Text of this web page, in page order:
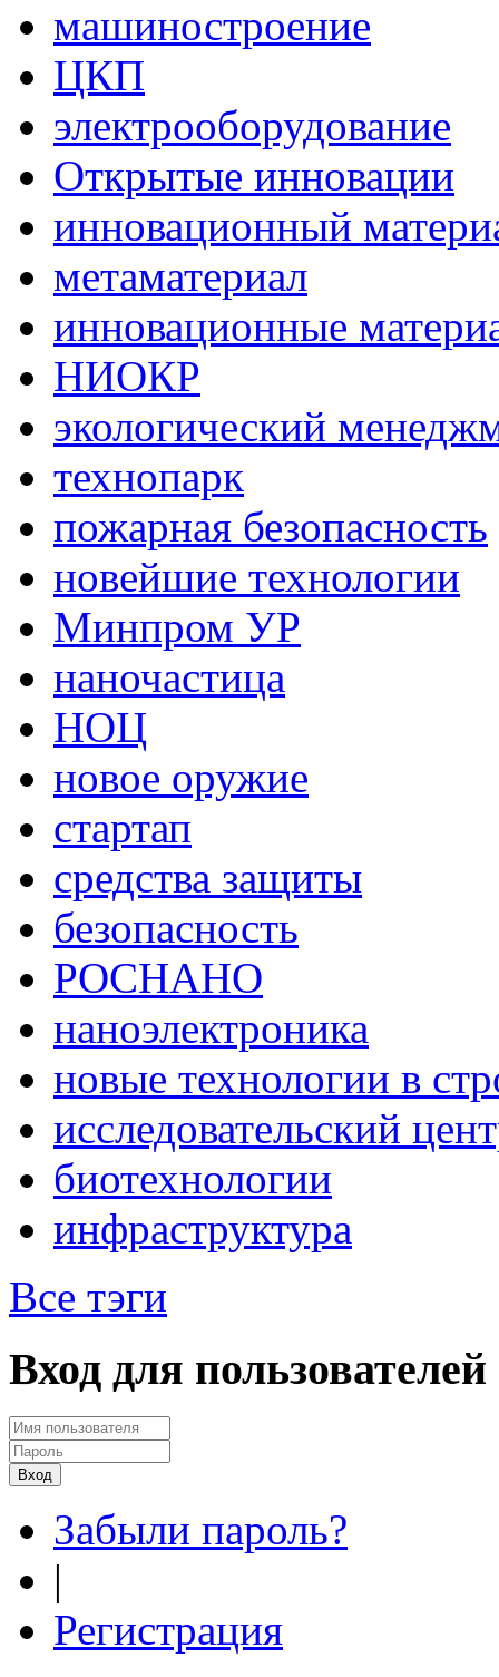
машиностроение
ЦКП
электрооборудование
Открытые инновации
инновационный
метаматериал
инновационные
НИОКР
экологический
технопарк
пожарная безопасность
новейшие технологии
Минпром УР
наночастица
НОЦ
новое оружие
стартап
средства защиты
безопасность
РОСНАНО
наноэлектроника
новые технологии в
исследовательский
биотехнологии
инфраструктура
Все тэги
Вход для пользователей
Забыли пароль?
|
Регистрация